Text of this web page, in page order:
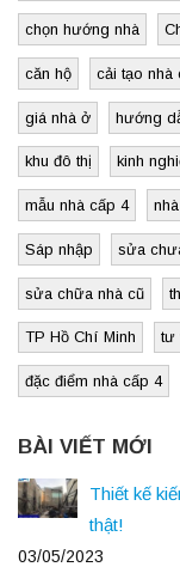
chọn hướng nhà
căn hộ cải tạo nhà
giá nhà ở hướng
khu đô thị kinh
mẫu nhà cấp 4
Sáp nhập sửa
sửa chữa nhà cũ
TP Hồ Chí Minh tư
đặc điểm nhà cấp 4
BÀI VIẾT MỚI
Thiết kế
thật!
03/05/2023